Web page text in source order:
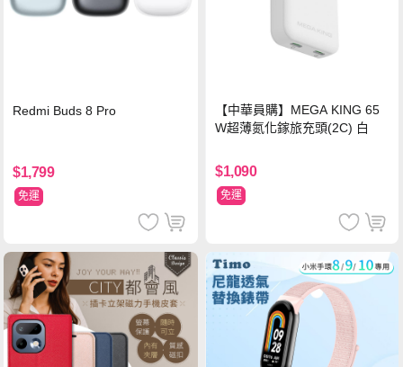
Redmi Buds 8 Pro
$1,799
免運
【中華員購】MEGA KING 65
W超薄氮化鎵旅充頭(2C) 白
$1,090
免運